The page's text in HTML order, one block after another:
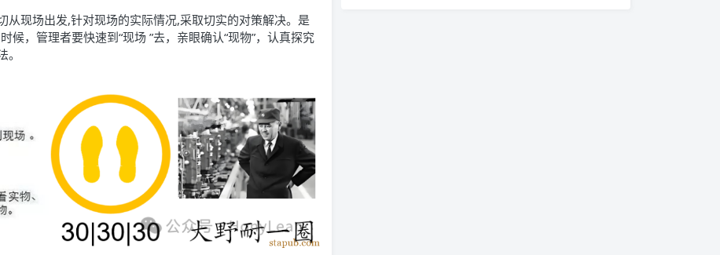
从现场出发,针对现场的实际情况,采取切实的对策解决。是
，管理者要快速到“现场 ”去，亲眼确认“现物”，认真探究